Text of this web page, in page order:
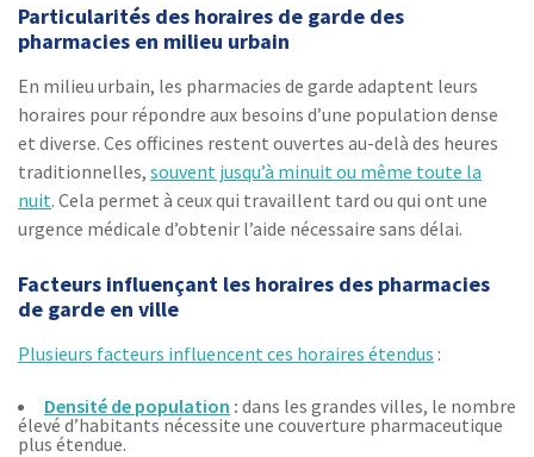
Particularités des horaires de garde des
pharmacies en milieu urbain
En milieu urbain, les pharmacies de garde adaptent leurs
horaires pour répondre aux besoins d’une population dense
et diverse. Ces officines restent ouvertes au-delà des heures
traditionnelles, souvent jusqu’à minuit ou même toute la
nuit. Cela permet à ceux qui travaillent tard ou qui ont une
urgence médicale d’obtenir l’aide nécessaire sans délai.
Facteurs influençant les horaires des pharmacies
de garde en ville
Plusieurs facteurs influencent ces horaires étendus :
Densité de population : dans les grandes villes, le nombre
élevé d’habitants nécessite une couverture pharmaceutique
plus étendue.